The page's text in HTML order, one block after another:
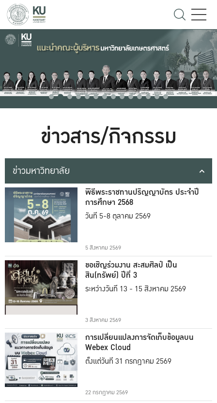
ข่าวสาร/กิจกรรม
ข่าวมหาวิทยาลัย
พิธีพระราชทานปริญญาบัตร ประจำปี
การศึกษา 2568
วันที่ 5-8 ตุลาคม 2569
5 สิงหาคม 2569
ขอเชิญร่วมงาน สะสมศิลป์ เป็น
สิน(ทรัพย์) ปีที่ 3
ระหว่างวันที่ 13 - 15 สิงหาคม 2569
3 สิงหาคม 2569
การเปลี่ยนแปลงการจัดเก็บข้อมูลบน
Webex Cloud
ตั้งแต่วันที่ 31 กรกฎาคม 2569
22 กรกฎาคม 2569